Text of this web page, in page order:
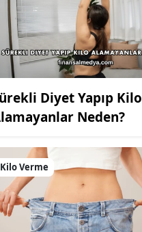
Diyet Yapıp Kilo
Neden?
Kilo Verme